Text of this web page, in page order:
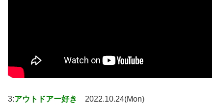
3:アウトドアー好き 2022.10.24(Mon)